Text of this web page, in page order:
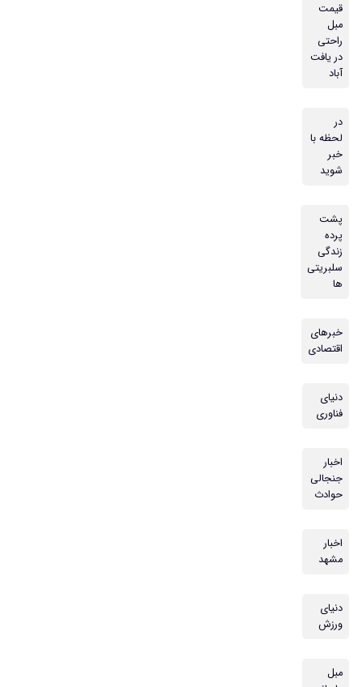
قیمت
مبل
راحتی
در یافت
آباد
در
لحظه با
خبر
شوید
پشت
پرده
زندگی
سلبریتی
ها
خبرهای
اقتصادی
دنیای
فناوری
اخبار
جنجالی
حوادث
اخبار
مشهد
دنیای
ورزش
مبل